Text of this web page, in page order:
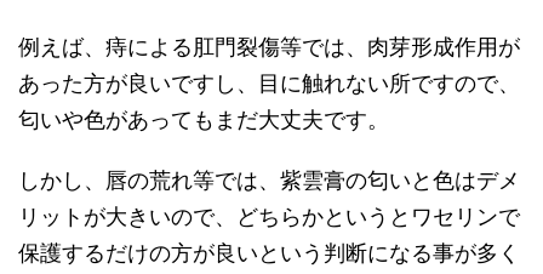
例えば、痔による肛門裂傷等では、肉芽形成作用が
あった方が良いですし、目に触れない所ですので、
匂いや色があってもまだ大丈夫です。
しかし、唇の荒れ等では、紫雲膏の匂いと色はデメ
リットが大きいので、どちらかというとワセリンで
保護するだけの方が良いという判断になる事が多く